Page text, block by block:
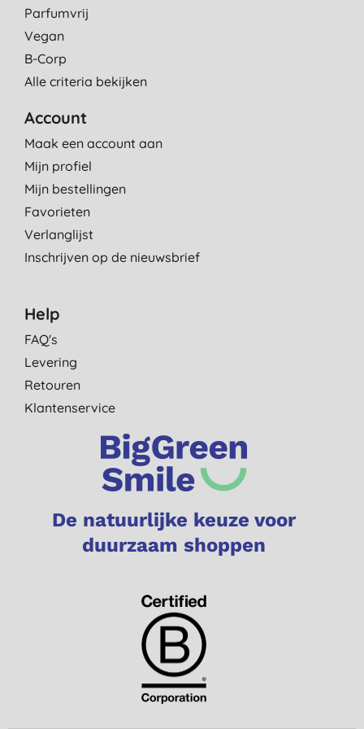
Parfumvrij
Vegan
B-Corp
Alle criteria bekijken
Account
Maak een account aan
Mijn profiel
Mijn bestellingen
Favorieten
Verlanglijst
Inschrijven op de nieuwsbrief
Help
FAQ's
Levering
Retouren
Klantenservice
De natuurlijke keuze voor
duurzaam shoppen